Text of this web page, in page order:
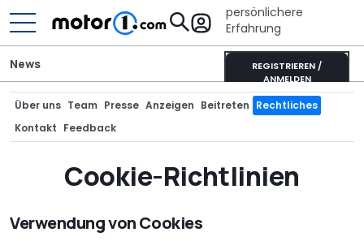
persönlichere
Erfahrung
REGISTRIEREN /
ANMELDEN
News
Über uns Team Presse Anzeigen Beitreten Rechtliches
Kontakt Feedback
Cookie-Richtlinien
Verwendung von Cookies